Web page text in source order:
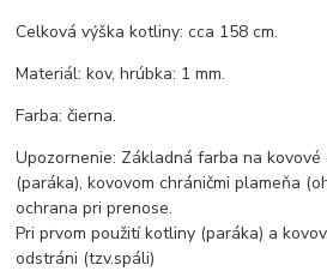
Celková výška kotliny: cca 158 cm.
Materiál: kov, hrúbka: 1 mm.
Farba: čierna.
Upozornenie: Základná farba na
(paráka), kovovom chráničmi plameňa
ochrana pri prenose.
Pri prvom použití kotliny (paráka) a
odstráni (tzv.spáli)